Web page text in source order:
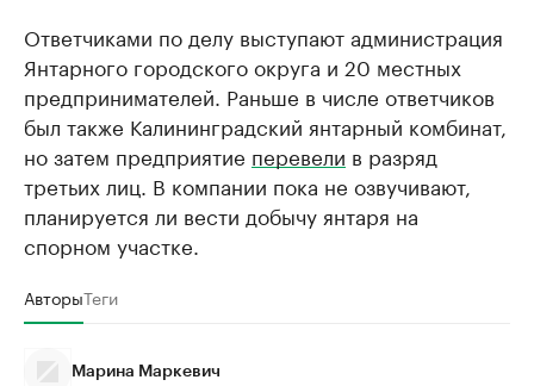
Ответчиками по делу выступают администрация
Янтарного городского округа и 20 местных
предпринимателей. Раньше в числе ответчиков
был также Калининградский янтарный комбинат,
но затем предприятие перевели в разряд
третьих лиц. В компании пока не озвучивают,
планируется ли вести добычу янтаря на
спорном участке.
АвторыТеги
Марина Маркевич